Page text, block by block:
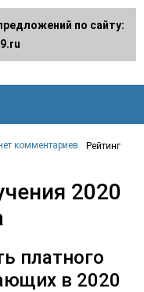
комментариев Рейтинг
2020
платного
в 2020
по сайту: